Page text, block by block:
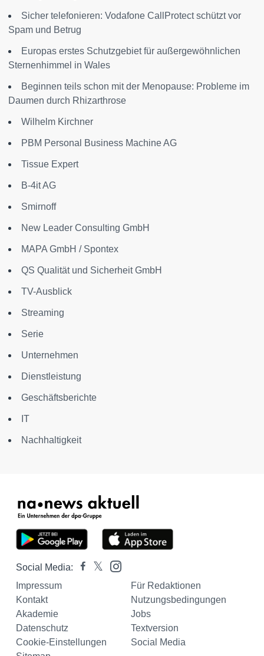
Sicher telefonieren: Vodafone CallProtect schützt vor
Spam und Betrug
Europas erstes Schutzgebiet für außergewöhnlichen
Sternenhimmel in Wales
Beginnen teils schon mit der Menopause: Probleme im
Daumen durch Rhizarthrose
Wilhelm Kirchner
PBM Personal Business Machine AG
Tissue Expert
B-4it AG
Smirnoff
New Leader Consulting GmbH
MAPA GmbH / Spontex
QS Qualität und Sicherheit GmbH
TV-Ausblick
Streaming
Serie
Unternehmen
Dienstleistung
Geschäftsberichte
IT
Nachhaltigkeit
Social Media:
Impressum
Für Redaktionen
Kontakt
Nutzungsbedingungen
Akademie
Jobs
Datenschutz
Textversion
Cookie-Einstellungen
Social Media